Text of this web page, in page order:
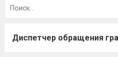
Диспетчер обращения